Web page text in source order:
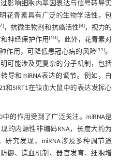
影响细胞内基因表达与信号转导实
花青素具有广泛的生物学活性，包
]，抗微生物剂和抗癌活性[8]，视力的
神经保护作用 [10]。此外，花青素对
作用，可降低患冠心病的风险[11]。
可能涉及更复杂的分子机制，包括
导和miRNA表达的调节。例如，白
和SIRT1在缺血大鼠中的表达发挥心
中的作用受到了广泛关注。miRNA是
的内源性非编码RNA，长度大约为
研究发现，miRNA涉及多种调节途
御、造血机制、器官发育、细胞增